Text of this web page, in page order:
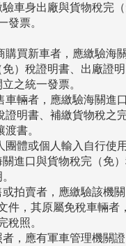
車身出廠與貨物稅完
票。
買新車者，應繳驗海
）稅證明書、出廠證
之統一發票。
輛者，應繳驗海關進
明書、補繳貨物稅之
書。
體或個人輸入自行使
進口與貨物稅完（免
拍賣者，應繳驗該機
，其原屬免稅車輛者
照。
，應有軍車管理機關